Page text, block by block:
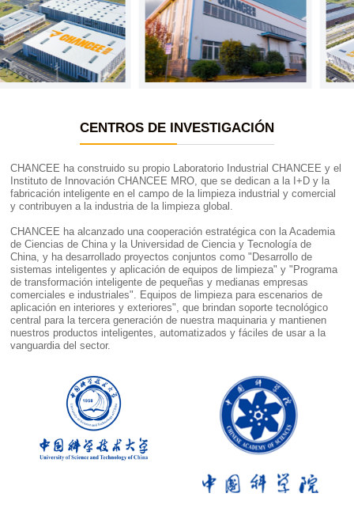
CENTROS DE INVESTIGACIÓN
CHANCEE ha construido su propio Laboratorio Industrial CHANCEE y el
Instituto de Innovación CHANCEE MRO, que se dedican a la I+D y la
fabricación inteligente en el campo de la limpieza industrial y comercial
y contribuyen a la industria de la limpieza global.
CHANCEE ha alcanzado una cooperación estratégica con la Academia
de Ciencias de China y la Universidad de Ciencia y Tecnología de
China, y ha desarrollado proyectos conjuntos como "Desarrollo de
sistemas inteligentes y aplicación de equipos de limpieza" y "Programa
de transformación inteligente de pequeñas y medianas empresas
comerciales e industriales". Equipos de limpieza para escenarios de
aplicación en interiores y exteriores", que brindan soporte tecnológico
central para la tercera generación de nuestra maquinaria y mantienen
nuestros productos inteligentes, automatizados y fáciles de usar a la
vanguardia del sector.